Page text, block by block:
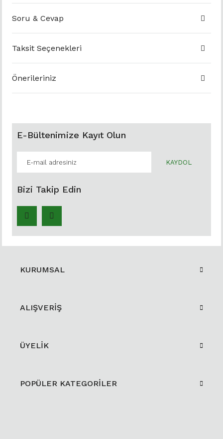
Soru & Cevap
Taksit Seçenekleri
Önerileriniz
E-Bültenimize Kayıt Olun
KAYDOL
Bizi Takip Edin
KURUMSAL
ALIŞVERİŞ
ÜYELİK
POPÜLER KATEGORİLER